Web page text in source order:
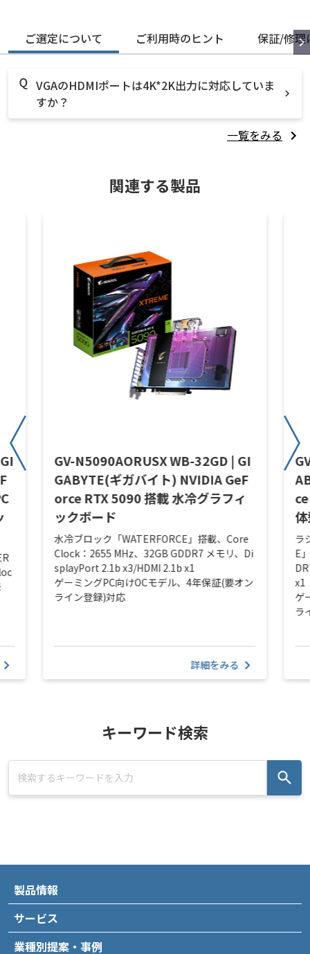
ご選定について ご利用時のヒント 保証/修理
VGAのHDMIポートは4K*2K出力に対応していま
すか？
一覧をみる
関連する製品
GV-N5090AORUSX WB-32GD | GI
GABYTE(ギガバイト) NVIDIA GeF
orce RTX 5090 搭載 水冷グラフィ
ックボード
水冷ブロック「WATERFORCE」搭載、Core
Clock：2655 MHz、32GB GDDR7 メモリ、Di
splayPort 2.1b x3/HDMI 2.1b x1
ゲーミングPC向けOCモデル、4年保証(要オン
ライン登録)対応
詳細をみる
ラ
E
x1
ゲ
ラ
キーワード検索
製品情報
サービス
業種別提案・事例